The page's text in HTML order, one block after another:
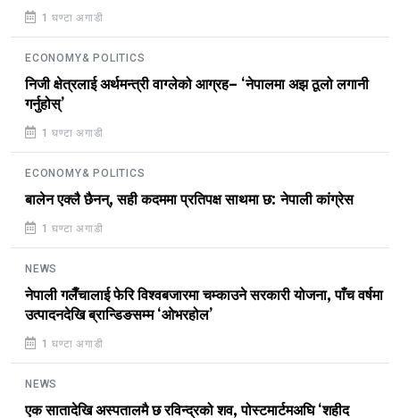
1 घण्टा अगाडी
ECONOMY& POLITICS
निजी क्षेत्रलाई अर्थमन्त्री वाग्लेको आग्रह– ‘नेपालमा अझ ठूलो लगानी
गर्नुहोस्’
1 घण्टा अगाडी
ECONOMY& POLITICS
बालेन एक्लै छैनन्, सही कदममा प्रतिपक्ष साथमा छ: नेपाली कांग्रेस
1 घण्टा अगाडी
NEWS
नेपाली गलैँचालाई फेरि विश्वबजारमा चम्काउने सरकारी योजना, पाँच वर्षमा
उत्पादनदेखि ब्रान्डिङसम्म ‘ओभरहोल’
1 घण्टा अगाडी
NEWS
एक सातादेखि अस्पतालमै छ रविन्द्रको शव, पोस्टमार्टमअघि ‘शहीद